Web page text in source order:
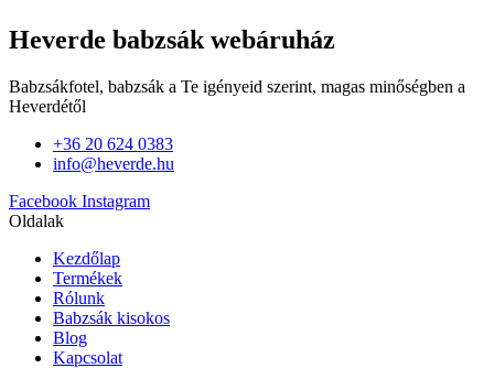
Heverde babzsák webáruház
Babzsákfotel, babzsák a Te igényeid szerint, magas minőségben a
Heverdétől
+36 20 624 0383
info@heverde.hu
Facebook Instagram
Oldalak
Kezdőlap
Termékek
Rólunk
Babzsák kisokos
Blog
Kapcsolat